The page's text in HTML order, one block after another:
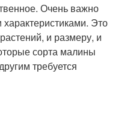
Очень важно
Это
и размеру, и
сорта малины
требуется